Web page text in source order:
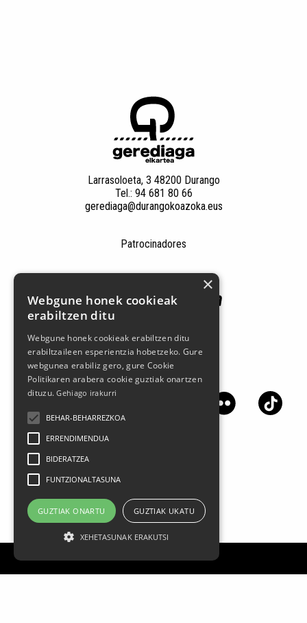
Larrasoloeta, 3 48200 Durango
Tel.: 94 681 80 66
gerediaga@durangokoazoka.eus
Patrocinadores
Síguenos en las redes sociales
×
Webgune honek cookieak
erabiltzen ditu
Webgune honek cookieak erabiltzen ditu
erabiltzaileen esperientzia hobetzeko. Gure
webgunea erabiliz gero, gure Cookie
Politikaren arabera cookie guztiak onartzen
dituzu.Gehiago irakurri
BEHAR-BEHARREZKOA
ERRENDIMENDUA
BIDERATZEA
FUNTZIONALTASUNA
GUZTIAK ONARTU GUZTIAK UKATU
XEHETASUNAK ERAKUTSI